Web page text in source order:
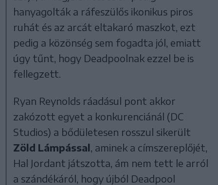
hanyagolták a ráfeszülős ikonikus piros
ruhát és az arcát eltakaró maszkot, ezt
pedig a közönség sem fogadta jól, emiatt
úgy tűnt, hogy Deadpoolnak ezzel be is
fellegzett.
Ryan Reynolds ráadásul pont akkor
zakózott egyet a konkurenciánál (DC
Studios) a bődületesen rosszul sikerült
Zöld Lámpással , aminek a címszereplőjét,
Hal Jordant játszotta, ám nem tett le arról
a szándékáról, hogy újból Deadpool